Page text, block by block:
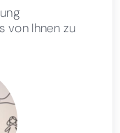
von Ihnen zu